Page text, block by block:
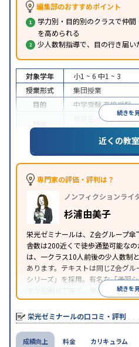
編集部のおすすめポイント
学力別・目的別のクラスで仲
を高められる
少人数制指導で、目の行き届い
続きを
対象学年 小1 ~ 6 中1 ~ 3
授業形式
集団授業
目的
中学受験高校受験
特待生・奨学金制度
から受講可能
小学校高学年の
近くの教
専門家の評価・評判は？
ノンフィクションライ
杉浦由美子
栄光ゼミナールは、Z会グループ
舎数は200近くで徒歩通塾可能な
は、一クラス10人前後の少人数制
あります。テキストは同じZ会グ
シリーズ」を採用。有名な「予習
すが説明が丁寧で、授業で分から
きます。また、栄光ゼミナールは
ージもありますが、実際にはキチ
いると評判です。Z会傘下でコン
安心して預けられるという点も。
続きを
栄光ゼミナールの口コミ・評判
成績向上 料金 カリキュラム